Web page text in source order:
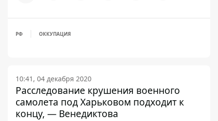
РФ ОККУПАЦИЯ
10:41, 04 декабря 2020
Расследование крушения военного
самолета под Харьковом подходит к
концу, — Венедиктова